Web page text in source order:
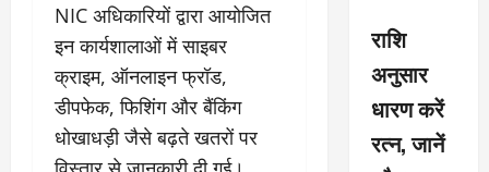
NIC अधिकारियों द्वारा आयोजित
इन कार्यशालाओं में साइबर
क्राइम, ऑनलाइन फ्रॉड,
डीपफेक, फिशिंग और बैंकिंग
धोखाधड़ी जैसे बढ़ते खतरों पर
राशि
अनुसार
धारण करें
रत्न, जानें